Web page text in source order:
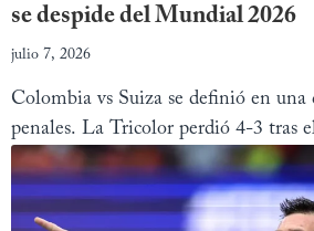
se despide del Mundial 2026
julio 7, 2026
Colombia vs Suiza se definió en una
penales. La Tricolor perdió 4-3 tras
se despidió del Mundial 2026.